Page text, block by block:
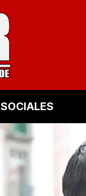
SOCIALES